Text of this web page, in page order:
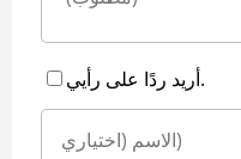
أريد ردًا على رأيي.